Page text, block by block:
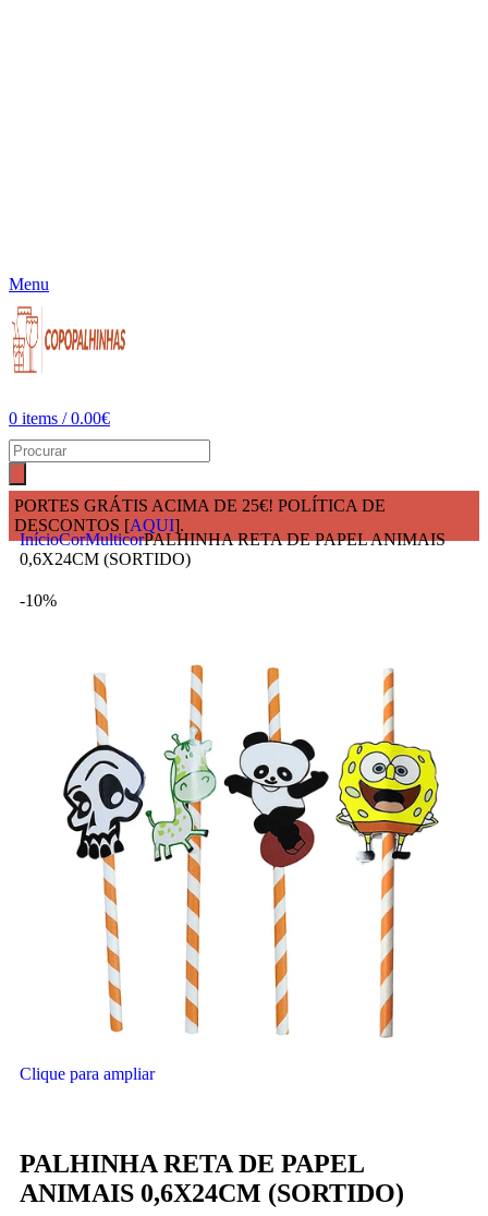
Menu
0 items / 0.00€
PORTES GRÁTIS ACIMA DE 25€! POLÍTICA DE
DESCONTOS [AQUI].
InícioCorMulticorPALHINHA RETA DE PAPEL ANIMAIS
0,6X24CM (SORTIDO)
-10%
Clique para ampliar
PALHINHA RETA DE PAPEL
ANIMAIS 0,6X24CM (SORTIDO)